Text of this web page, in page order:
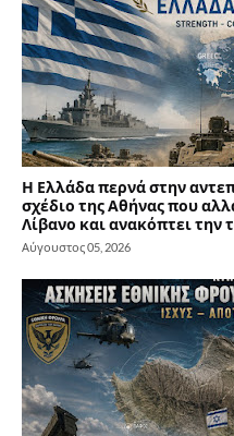
Η Ελλάδα περνά στην
σχέδιο της Αθήνας που
Λίβανο και ανακόπτει την
Αύγουστος 05, 2026